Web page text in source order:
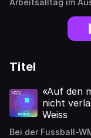
Arbeitsalltag im
Titel
«Auf den
nicht
Weiss
Bei der Fussball-